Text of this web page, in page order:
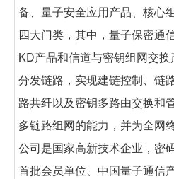
备、量子安全应用产品、核心
四大门类，其中，量子保密通
KD产品和信道与密钥组网交
分发链路，实现建链控制、链
路共纤以及密钥多路由交换和
多链路组网的能力，并为全网
公司是国家高新技术企业，密
首批会员单位、中国量子通信